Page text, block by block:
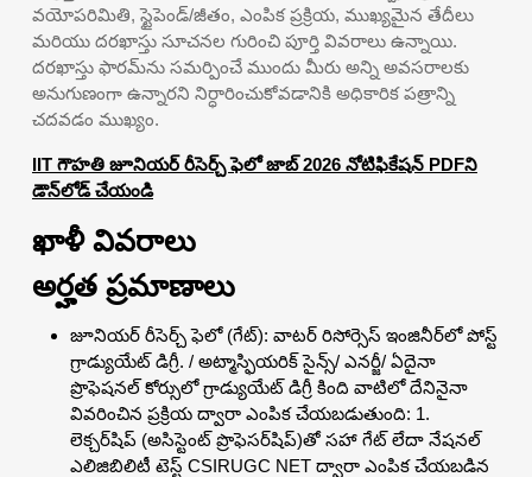
వయోపరిమితి, స్టైపెండ్/జీతం, ఎంపిక ప్రక్రియ, ముఖ్యమైన తేదీలు
మరియు దరఖాస్తు సూచనల గురించి పూర్తి వివరాలు ఉన్నాయి.
దరఖాస్తు ఫారమ్‌ను సమర్పించే ముందు మీరు అన్ని అవసరాలకు
అనుగుణంగా ఉన్నారని నిర్ధారించుకోవడానికి అధికారిక పత్రాన్ని
చదవడం ముఖ్యం.
IIT గౌహతి జూనియర్ రీసెర్చ్ ఫెలో జాబ్ 2026 నోటిఫికేషన్ PDFని
డౌన్‌లోడ్ చేయండి
ఖాళీ వివరాలు
అర్హత ప్రమాణాలు
జూనియర్ రీసెర్చ్ ఫెలో (గేట్): వాటర్ రిసోర్సెస్ ఇంజినీర్‌లో పోస్ట్
గ్రాడ్యుయేట్ డిగ్రీ. / అట్మాస్ఫియరిక్ సైన్స్/ ఎనర్జీ/ ఏదైనా
ప్రొఫెషనల్ కోర్సులో గ్రాడ్యుయేట్ డిగ్రీ కింది వాటిలో దేనినైనా
వివరించిన ప్రక్రియ ద్వారా ఎంపిక చేయబడుతుంది: 1.
లెక్చర్‌షిప్ (అసిస్టెంట్ ప్రొఫెసర్‌షిప్)తో సహా గేట్ లేదా నేషనల్
ఎలిజిబిలిటీ టెస్ట్ CSIRUGC NET ద్వారా ఎంపిక చేయబడిన